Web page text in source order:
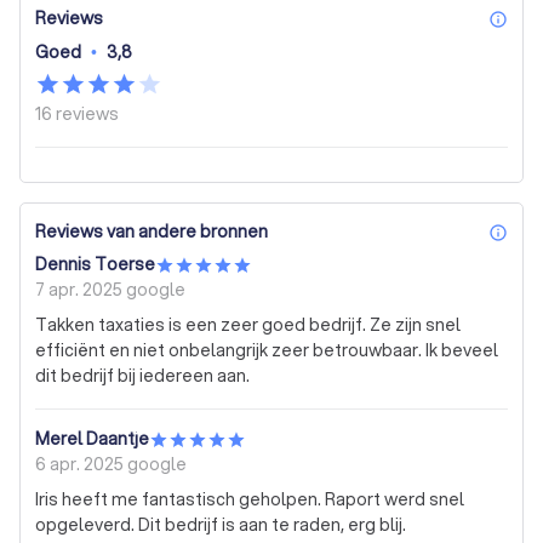
Reviews
Goed • 3,8
16 reviews
Reviews van andere bronnen
Dennis Toerse
7 apr. 2025 google
Takken taxaties is een zeer goed bedrijf. Ze zijn snel
efficiënt en niet onbelangrijk zeer betrouwbaar. Ik beveel
dit bedrijf bij iedereen aan.
Merel Daantje
6 apr. 2025 google
Iris heeft me fantastisch geholpen. Raport werd snel
opgeleverd. Dit bedrijf is aan te raden, erg blij.